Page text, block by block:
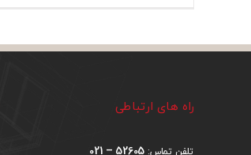
راه های ارتباطی
تلفن تماس: 52605 – 021